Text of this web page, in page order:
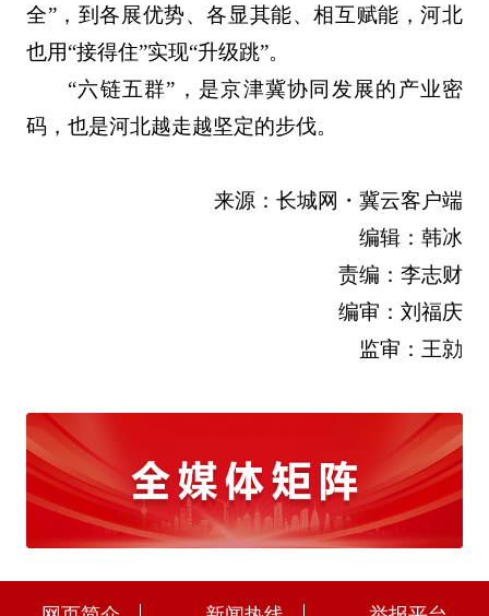
全”，到各展优势、各显其能、相互赋能，河北
也用“接得住”实现“升级跳”。
“六链五群”，是京津冀协同发展的产业密
码，也是河北越走越坚定的步伐。
来源：长城网・冀云客户端
编辑：韩冰
责编：李志财
编审：刘福庆
监审：王勍